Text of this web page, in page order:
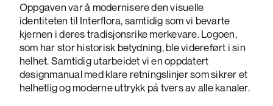
Oppgaven var å modernisere den visuelle
identiteten til Interflora, samtidig som vi bevarte
kjernen i deres tradisjonsrike merkevare. Logoen,
som har stor historisk betydning, ble videreført i sin
helhet. Samtidig utarbeidet vi en oppdatert
designmanual med klare retningslinjer som sikrer et
helhetlig og moderne uttrykk på tvers av alle kanaler.